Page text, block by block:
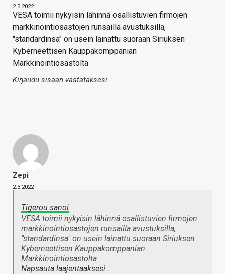
2.3.2022
VESA toimii nykyisin lähinnä osallistuvien firmojen
markkinointiosastojen runsailla avustuksilla,
"standardinsa" on usein lainattu suoraan Siriuksen
Kyberneettisen Kauppakomppanian
Markkinointiosastolta
Kirjaudu sisään vastataksesi
Zepi
2.3.2022
Tigerou sanoi
VESA toimii nykyisin lähinnä osallistuvien firmojen
markkinointiosastojen runsailla avustuksilla,
"standardinsa" on usein lainattu suoraan Siriuksen
Kyberneettisen Kauppakomppanian
Markkinointiosastolta
Napsauta laajentaaksesi…